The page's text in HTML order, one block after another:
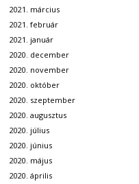
2021. március
2021. február
2021. január
2020. december
2020. november
2020. október
2020. szeptember
2020. augusztus
2020. július
2020. június
2020. május
2020. április